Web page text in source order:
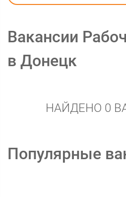
Вакансии
в Донецк
НАЙДЕНО 0
Популярные